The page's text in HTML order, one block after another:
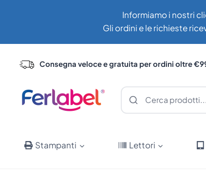
Informiamo i nostri
Gli ordini e le richieste
Consegna veloce e gratuita per ordini oltre
Stampanti Lettori